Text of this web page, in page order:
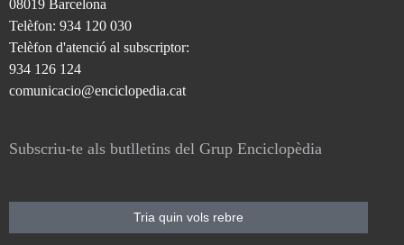
08019 Barcelona
Telèfon: 934 120 030
Telèfon d'atenció al subscriptor:
934 126 124
comunicacio@enciclopedia.cat
Subscriu-te als butlletins del Grup Enciclopèdia
Tria quin vols rebre